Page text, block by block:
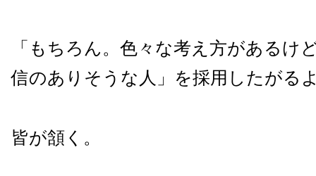
「もちろん。色々な考え方があるけ
信のありそうな人」を採用したがる
皆が頷く。